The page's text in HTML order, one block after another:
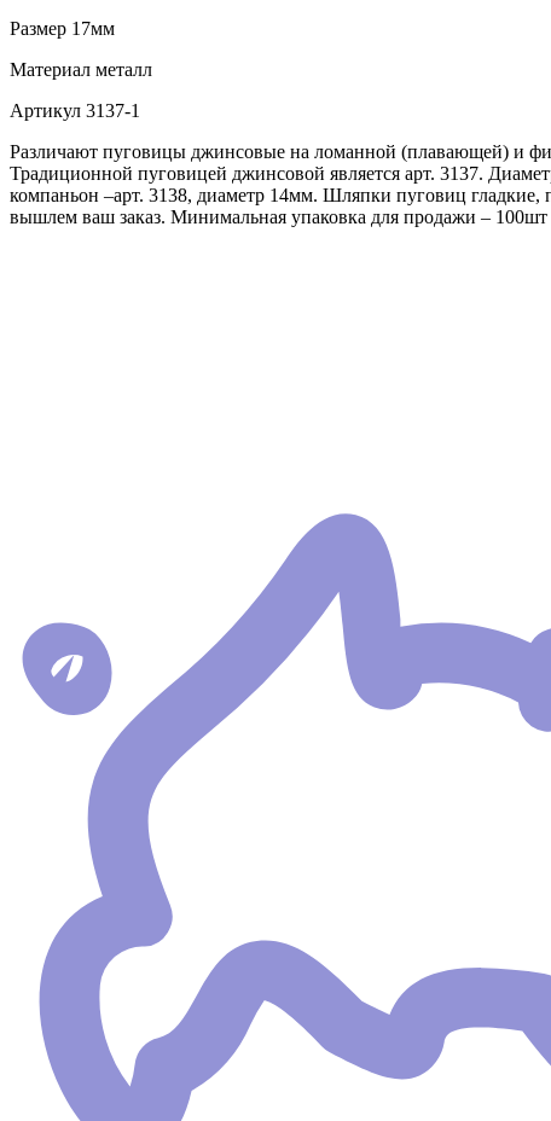
Размер 17мм
Материал металл
Артикул 3137-1
Различают пуговицы джинсовые на ломанной (плавающей) и
Традиционной пуговицей джинсовой является арт. 3137.
компаньон –арт. 3138, диаметр 14мм. Шляпки пуговиц
вышлем ваш заказ. Минимальная упаковка для продажи – 100шт